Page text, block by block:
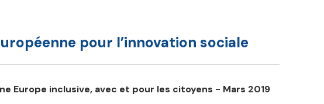
pour l’innovation sociale
Europe inclusive, avec et pour les citoyens - Mars 2019